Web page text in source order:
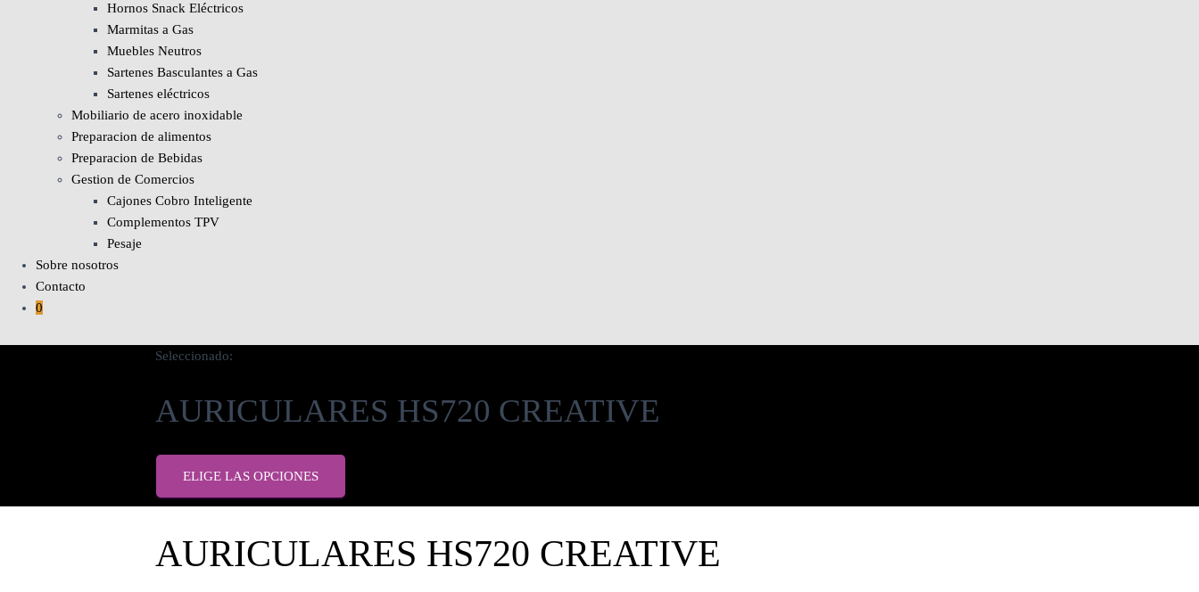
Hornos Snack Eléctricos
Marmitas a Gas
Muebles Neutros
Sartenes Basculantes a Gas
Sartenes eléctricos
Mobiliario de acero inoxidable
Preparacion de alimentos
Preparacion de Bebidas
Gestion de Comercios
Cajones Cobro Inteligente
Complementos TPV
Pesaje
Sobre nosotros
Contacto
0
Seleccionado:
AURICULARES HS720 CREATIVE
ELIGE LAS OPCIONES
AURICULARES HS720 CREATIVE